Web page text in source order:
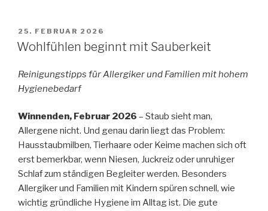
VERÖFFENTLICHT
AM
25. FEBRUAR 2026
Wohlfühlen beginnt mit Sauberkeit
Reinigungstipps für Allergiker und Familien mit hohem
Hygienebedarf
Winnenden, Februar 2026 – Staub sieht man,
Allergene nicht. Und genau darin liegt das Problem:
Hausstaubmilben, Tierhaare oder Keime machen sich oft
erst bemerkbar, wenn Niesen, Juckreiz oder unruhiger
Schlaf zum ständigen Begleiter werden. Besonders
Allergiker und Familien mit Kindern spüren schnell, wie
wichtig gründliche Hygiene im Alltag ist. Die gute